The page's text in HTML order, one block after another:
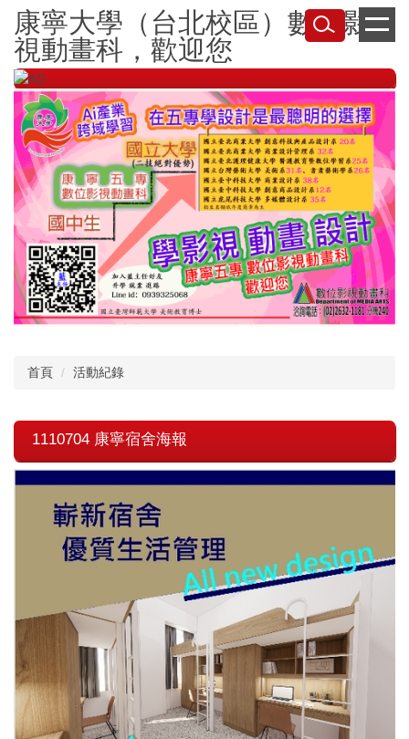
跳
到
主
要
內
容
康寧大學（台北校區）數位影
視動畫科，歡迎您
首頁 活動紀錄
1110704 康寧宿舍海報